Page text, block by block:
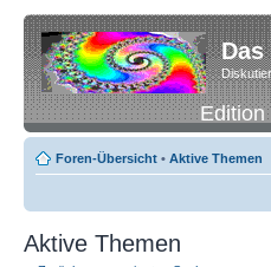
Foren-Übersicht • Aktive Themen
Aktive Themen